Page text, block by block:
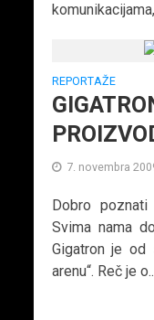
REPORTAŽE
7. novembra
Dobro
Svima nama
Gigatron je od
arenu“. Reč je